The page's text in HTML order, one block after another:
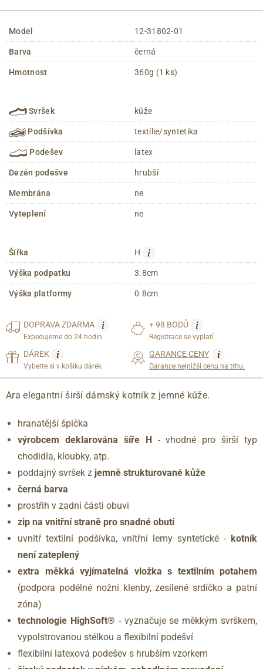
Model 12-31802-01
Barva černá
Hmotnost 360g (1 ks)
Svršek kůže
Podšívka textílie/syntetika
Podešev latex
Dezén podešve hrubší
Membrána ne
Vyteplení ne
Šířka H i
Výška podpatku 3.8cm
Výška platformy 0.8cm
DOPRAVAZDARMA i
Expedujeme do 24 hodin
+ 98 BODŮ i
Registrace se vyplatí
DÁREK i
Vyberte si v košíku dárek
GARANCE CENY i
Garance nejnižší cenu na trhu.
Ara elegantní širší dámský kotník z jemné kůže.
hranatější špička
výrobcem deklarována šíře H- vhodné pro širší typ
chodidla, kloubky, atp.
poddajný svršek z jemně strukturované kůže
černá barva
prostřih v zadní části obuvi
zip na vnitřní straně pro snadné obutí
uvnitř textilní podšívka, vnitřní lemy syntetické - kotník
není zateplený
extra měkká vyjímatelná vložka s textilním potahem
(podpora podélné nožní klenby, zesílené srdíčko a patní
zóna)
technologie HighSoft® - vyznačuje se měkkým svrškem,
vypolstrovanou stélkou a flexibilní podešví
flexibilní latexová podešev s hrubším vzorkem